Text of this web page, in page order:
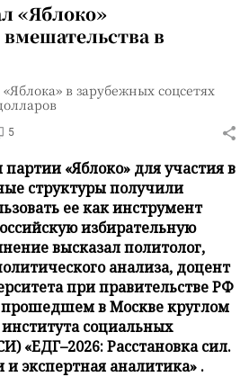
«Яблоко»
в
в зарубежных соцсетях
5
«Яблоко» для участия в
структуры получили
ее как инструмент
избирательную
высказал политолог,
анализа, доцент
при правительстве РФ
в Москве круглом
социальных
«ЕДГ–2026: Расстановка сил.
экспертная аналитика» .